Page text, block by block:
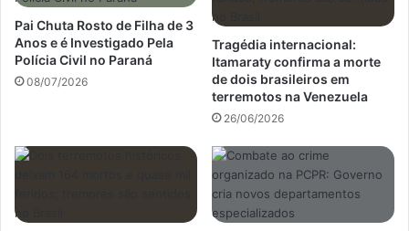
Pai Chuta Rosto de Filha de 3
Anos e é Investigado Pela
Polícia Civil no Paraná
08/07/2026
Tragédia internacional:
Itamaraty confirma a morte
de dois brasileiros em
terremotos na Venezuela
26/06/2026